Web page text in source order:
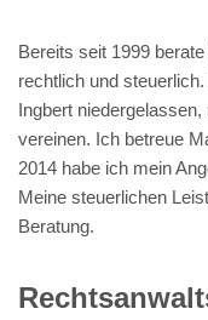
Bereits seit 1999
rechtlich und
Ingbert
vereinen. Ich betreue
2014 habe ich mein
Meine steuerlichen
Beratung.